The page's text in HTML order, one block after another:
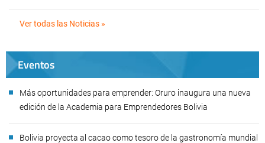
Ver todas las Noticias »
Eventos
Más oportunidades para emprender: Oruro inaugura una nueva
edición de la Academia para Emprendedores Bolivia
Bolivia proyecta al cacao como tesoro de la gastronomía mundial